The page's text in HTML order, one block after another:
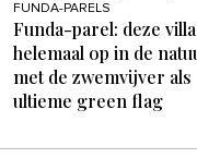
FUNDA-PARELS
Funda-parel: deze
helemaal op in de
met de zwemvijver als
ultieme green flag